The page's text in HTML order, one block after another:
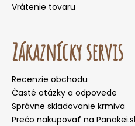
Vrátenie tovaru
Zákaznícky servis
Recenzie obchodu
Časté otázky a odpovede
Správne skladovanie krmiva
Prečo nakupovať na